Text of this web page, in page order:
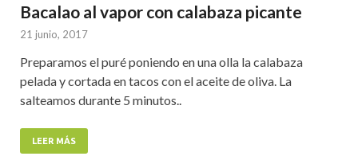
Bacalao al vapor con calabaza picante
21 junio, 2017
Preparamos el puré poniendo en una olla la calabaza
pelada y cortada en tacos con el aceite de oliva. La
salteamos durante 5 minutos..
LEER MÁS